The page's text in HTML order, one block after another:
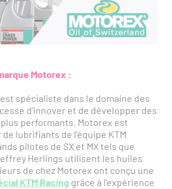
Motorex :
spécialiste dans le domaine des
d’innover et de développer des
performants. Motorex est
lubrifiants de l’équipe KTM
pilotes de SX et MX tels que
Herlings utilisent les huiles
de chez Motorex ont conçu une
KTM Racing grâce à l’expérience